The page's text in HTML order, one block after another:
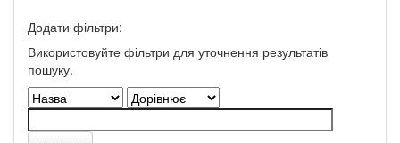
Додати фільтри:
Використовуйте фільтри для уточнення результатів
пошуку.